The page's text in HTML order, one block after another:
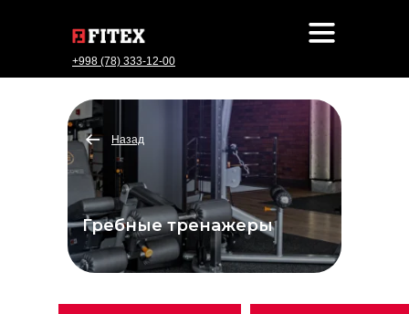
+998 (78) 333-12-00
Гребные тренажеры
Назад